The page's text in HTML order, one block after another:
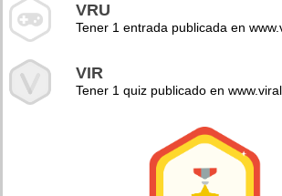
VRU
Tener 1 entrada publicada en
VIR
Tener 1 quiz publicado en